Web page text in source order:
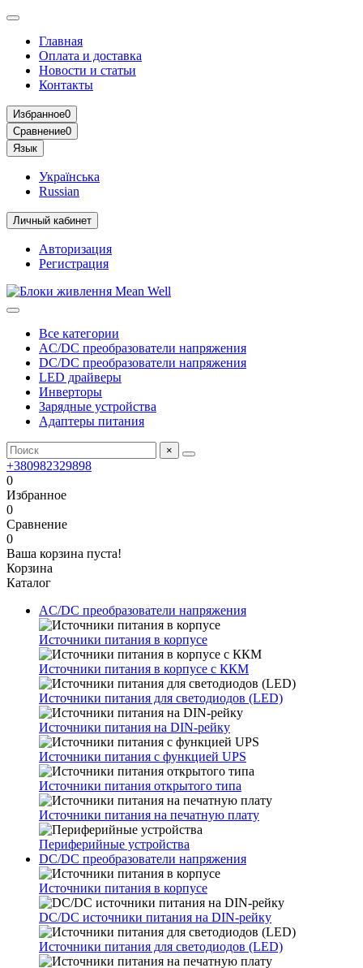
Главная
Оплата и доставка
Новости и статьи
Контакты
Избранное0
Сравнение0
Язык
Українська
Russian
Личный кабинет
Авторизация
Регистрация
Все категории
AC/DC преобразователи напряжения
DC/DC преобразователи напряжения
LED драйверы
Инверторы
Зарядные устройства
Адаптеры питания
×
+380982329898
0
Избранное
0
Сравнение
0
Ваша корзина пуста!
Корзина
Каталог
AC/DC преобразователи напряжения
Источники питания в корпусе
Источники питания в корпусе с ККМ
Источники питания для светодиодов (LED)
Источники питания на DIN-рейку
Источники питания с функцией UPS
Источники питания открытого типа
Источники питания на печатную плату
Периферийные устройства
DC/DC преобразователи напряжения
Источники питания в корпусе
DC/DC источники питания на DIN-рейку
Источники питания для светодиодов (LED)